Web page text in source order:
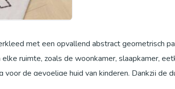
met een opvallend abstract geometrisch
ruimte, zoals de woonkamer, slaapkamer,
de gevoelige huid van kinderen. Dankzij de